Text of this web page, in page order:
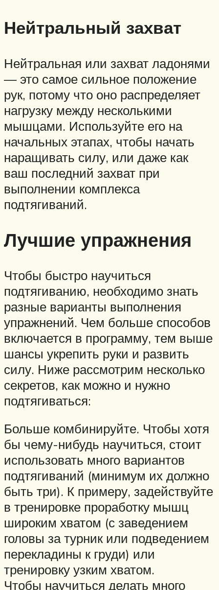
Нейтральный захват
Нейтральная или захват ладонями
— это самое сильное положение
рук, потому что оно распределяет
нагрузку между несколькими
мышцами. Используйте его на
начальных этапах, чтобы начать
наращивать силу, или даже как
ваш последний захват при
выполнении комплекса
подтягиваний.
Лучшие упражнения
Чтобы быстро научиться
подтягиванию, необходимо знать
разные варианты выполнения
упражнений. Чем больше способов
включается в программу, тем выше
шансы укрепить руки и развить
силу. Ниже рассмотрим несколько
секретов, как можно и нужно
подтягиваться:
Больше комбинируйте. Чтобы хотя
бы чему-нибудь научиться, стоит
использовать много вариантов
подтягиваний (минимум их должно
быть три). К примеру, задействуйте
в тренировке проработку мышц
широким хватом (с заведением
головы за турник или подведением
перекладины к груди) или
тренировку узким хватом.
Чтобы научиться делать много